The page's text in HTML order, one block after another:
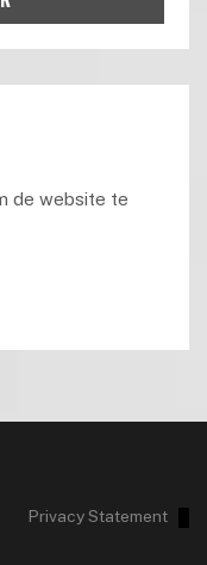
de website te
Privacy Statement